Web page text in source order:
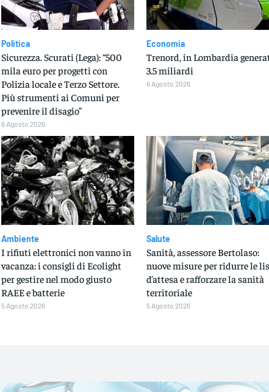
Politica
Sicurezza. Scurati (Lega): “500
mila euro per progetti con
Polizia locale e Terzo Settore.
Più strumenti ai Comuni per
prevenire il disagio”
6 Agosto 2026
Economia
Trenord, in Lombardia
3.5 miliardi
6 Agosto 2026
Ambiente
I rifiuti elettronici non vanno in
vacanza: i consigli di Ecolight
per gestire nel modo giusto
RAEE e batterie
5 Agosto 2026
Salute
Sanità, assessore Bertolaso:
nuove misure per ridurre le
d’attesa e rafforzare la sanità
territoriale
5 Agosto 2026